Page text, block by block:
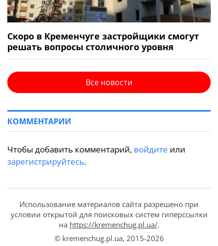
Скоро в Кременчуге застройщики смогут
решать вопросы столичного уровня
Все новости
КОММЕНТАРИИ
Чтобы добавить комментарий, войдите или
зарегистрируйтесь.
Использование материалов сайта разрешено при
условии открытой для поисковых систем гиперссылки
на https://kremenchug.pl.ua/.
© kremenchug.pl.ua, 2015-2026